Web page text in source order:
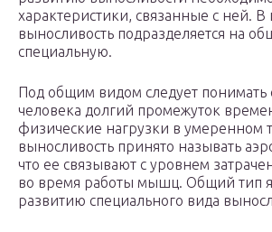
характеристики, связанные с ней. В
выносливость подразделяется на
специальную.
Под общим видом следует понимать
человека долгий промежуток
физические нагрузки в умеренном
выносливость принято называть
что ее связывают с уровнем
во время работы мышц. Общий тип
развитию специального вида